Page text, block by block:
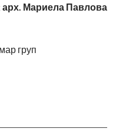
арх. Мариела Павлова
груп